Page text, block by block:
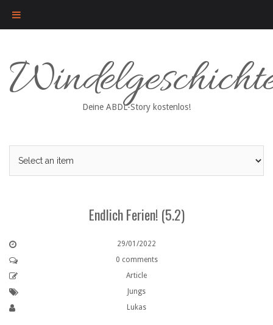
content
Deine ABDL-Story kostenlos!
Endlich Ferien! (5.2)
29/01/2022
0 comments
Article
Jungs
Lukas